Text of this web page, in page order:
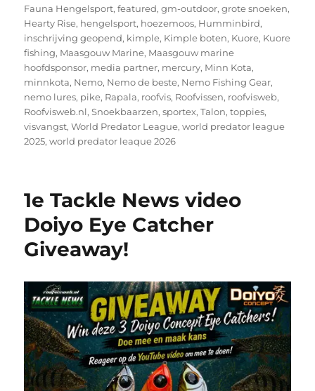
Fauna Hengelsport,featured,gm-outdoor,grote snoeken,
Hearty Rise, hengelsport, hoezemoos, Humminbird,
inschrijving geopend, kimple, Kimple boten, Kuore, Kuore
fishing, Maasgouw Marine, Maasgouw marine
hoofdsponsor, media partner, mercury, Minn Kota,
minnkota, Nemo, Nemo de beste, Nemo Fishing Gear,
nemo lures, pike, Rapala, roofvis, Roofvissen, roofvisweb,
Roofvisweb.nl,Snoekbaarzen,sportex,Talon,toppies,
visvangst,World Predator League,world predator league
2025,world predator leaque 2026
1e Tackle News video
Doiyo Eye Catcher
Giveaway!